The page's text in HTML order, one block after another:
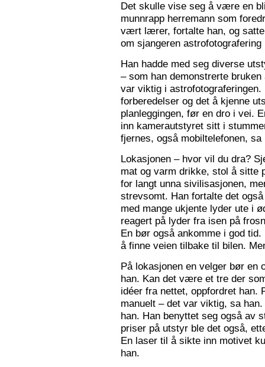
Det skulle vise seg å være en
munnrapp herremann som
vært lærer, fortalte han, og
om sjangeren astrofotografering
Han hadde med seg diverse
– som han demonstrerte
var viktig i
forberedelser og det å kjenne
planleggingen, før en dro i vei.
inn kamerautstyret sitt i
fjernes, også mobiltelefonen, sa
Lokasjonen – hvor vil du dra?
mat og varm drikke, stol å
for langt unna sivilisasjonen,
strevsomt. Han fortalte det
med mange ukjente lyder ute i
reagert på lyder fra isen på
En bør også ankomme i god
å finne veien tilbake til bilen.
På lokasjonen en velger bør en
han. Kan det være et tre der
idéer fra nettet, oppfordret han.
manuelt – det var viktig, sa
han. Han benyttet seg også av
priser på utstyr ble det også,
En laser til å sikte inn motivet
han.